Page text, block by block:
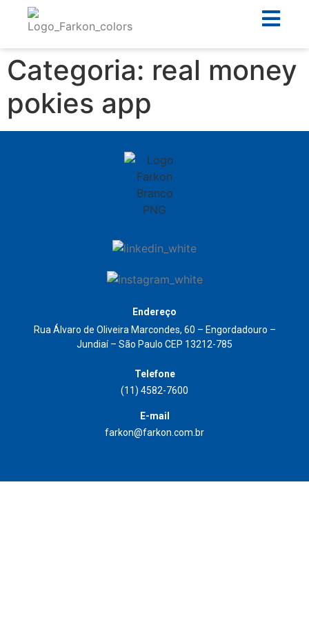
Categoria: real money
pokies app
Endereço
Rua Álvaro de Oliveira Marcondes, 60 – Engordadouro –
Jundiaí – São Paulo CEP 13212-785
Telefone
(11) 4582-7600
E-mail
farkon@farkon.com.br